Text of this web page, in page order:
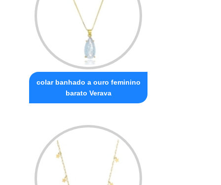
colar banhado a ouro feminino
barato Verava